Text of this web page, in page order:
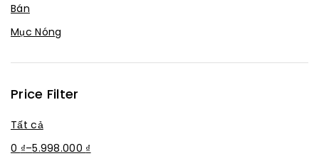
Bán
Mục Nóng
Price Filter
Tất cả
0 ₫–5.998.000 ₫